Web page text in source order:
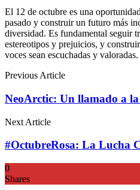
El 12 de octubre es una
pasado y construir un futuro más
diversidad. Es fundamental seguir
estereotipos y prejuicios, y
voces sean escuchadas y valoradas.
Previous Article
NeoArctic: Un llamado a la
Next Article
#OctubreRosa: La Lucha
0
Shares